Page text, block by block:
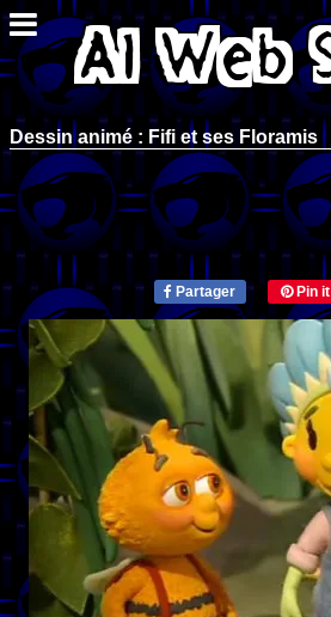
Dessin animé : Fifi et ses Floramis
Partager Pin it